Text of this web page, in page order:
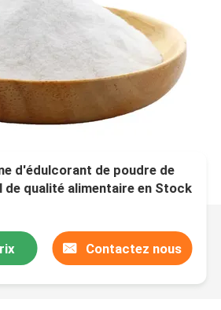
d'édulcorant de poudre de
qualité alimentaire en Stock
Contactez nous